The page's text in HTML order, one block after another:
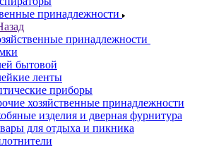
принадлежности
принадлежности
бытовой
ленты
приборы
хозяйственные принадлежности
изделия и дверная фурнитура
для отдыха и пикника